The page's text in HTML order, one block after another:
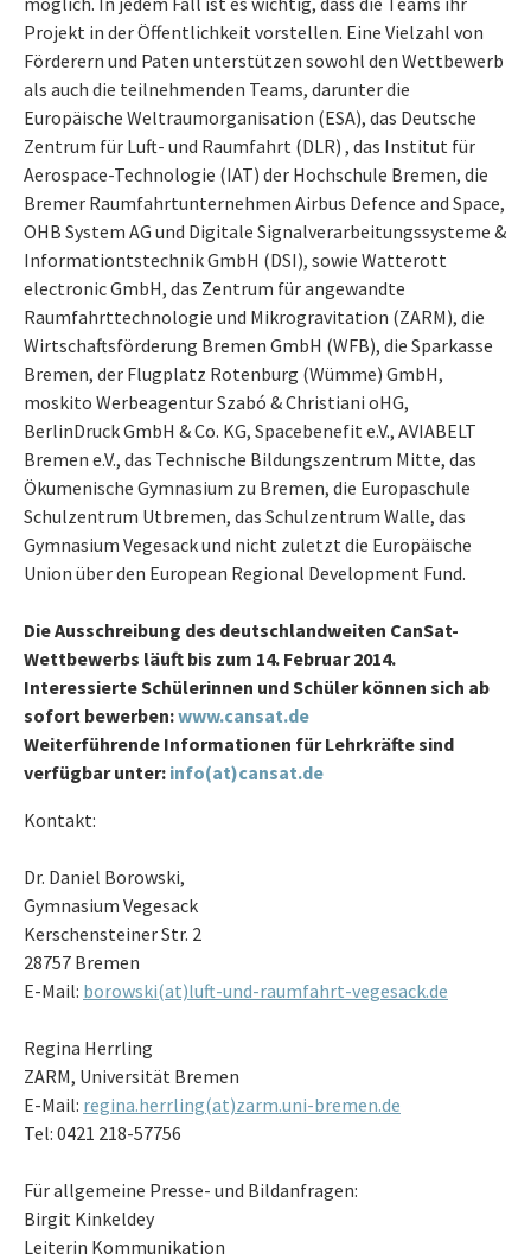
Projekt in der Öffentlichkeit vorstellen. Eine Vielzahl von
Förderern und Paten unterstützen sowohl den Wettbewerb
als auch die teilnehmenden Teams, darunter die
Europäische Weltraumorganisation (ESA), das Deutsche
Zentrum für Luft- und Raumfahrt (DLR) , das Institut für
Aerospace-Technologie (IAT) der Hochschule Bremen, die
Bremer Raumfahrtunternehmen Airbus Defence and Space,
OHB System AG und Digitale Signalverarbeitungssysteme &
Informationtstechnik GmbH (DSI), sowie Watterott
electronic GmbH, das Zentrum für angewandte
Raumfahrttechnologie und Mikrogravitation (ZARM), die
Wirtschaftsförderung Bremen GmbH (WFB), die Sparkasse
Bremen, der Flugplatz Rotenburg (Wümme) GmbH,
moskito Werbeagentur Szabó & Christiani oHG,
BerlinDruck GmbH & Co. KG, Spacebenefit e.V., AVIABELT
Bremen e.V., das Technische Bildungszentrum Mitte, das
Ökumenische Gymnasium zu Bremen, die Europaschule
Schulzentrum Utbremen, das Schulzentrum Walle, das
Gymnasium Vegesack und nicht zuletzt die Europäische
Union über den European Regional Development Fund.
Die Ausschreibung des deutschlandweiten CanSat-
Wettbewerbs läuft bis zum 14. Februar 2014.
Interessierte Schülerinnen und Schüler können sich ab
sofort bewerben:www.cansat.de
Weiterführende Informationen für Lehrkräfte sind
verfügbar unter: info(at)cansat.de
Kontakt:
Dr. Daniel Borowski,
Gymnasium Vegesack
Kerschensteiner Str. 2
28757 Bremen
E-Mail: borowski(at)luft-und-raumfahrt-vegesack.de
Regina Herrling
ZARM, Universität Bremen
E-Mail: regina.herrling(at)zarm.uni-bremen.de
Tel: 0421 218-57756
Für allgemeine Presse- und Bildanfragen:
Birgit Kinkeldey
Leiterin Kommunikation